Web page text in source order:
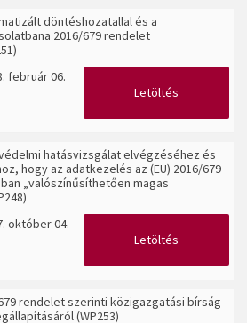
döntéshozatallal és a
2016/679 rendelet
február 06.
Letöltés
hatásvizsgálat elvégzéséhez és
hogy az adatkezelés az (EU) 2016/679
„valószínűsíthetően magas
október 04.
Letöltés
rendelet szerinti közigazgatási bírság
(WP253)